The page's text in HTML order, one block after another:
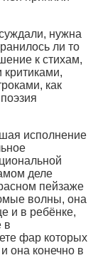
нужна
ли то
к стихам,
критиками,
как
исполнение
деле
пейзаже
волны, она
и в ребёнке,
в
фар которых
она конечно в